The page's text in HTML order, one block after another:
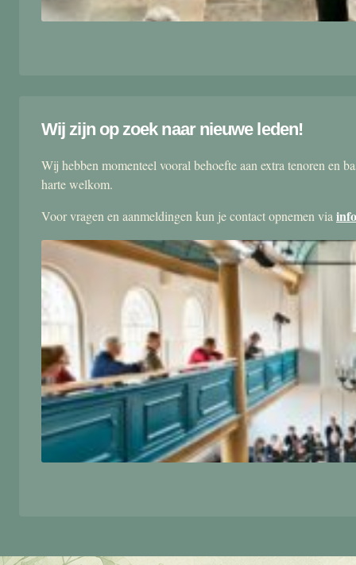
Wij zijn op zoek naar nieuwe leden!
Wij hebben momenteel vooral behoefte aan extra tenoren en
harte welkom.
Voor vragen en aanmeldingen kun je contact opnemen via